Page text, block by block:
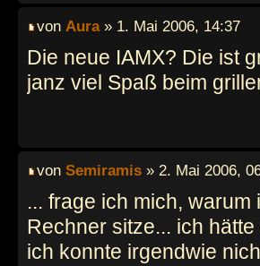
von Aura» 1. Mai 2006, 14:37
Die neue IAMX? Die ist
janz viel Spaß beim
von Semiramis » 2. Mai 2006,
... frage ich mich,
Rechner sitze... ich
ich konnte irgendwie